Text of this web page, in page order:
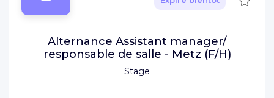
Stage
Alternance Assistant manager/
responsable de salle - Metz (F/H)